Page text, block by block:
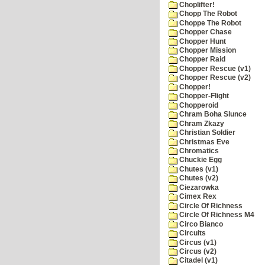
Choplifter!
Chopp The Robot
Choppe The Robot
Chopper Chase
Chopper Hunt
Chopper Mission
Chopper Raid
Chopper Rescue (v1)
Chopper Rescue (v2)
Chopper!
Chopper-Flight
Chopperoid
Chram Boha Slunce
Chram Zkazy
Christian Soldier
Christmas Eve
Chromatics
Chuckie Egg
Chutes (v1)
Chutes (v2)
Ciezarowka
Cimex Rex
Circle Of Richness
Circle Of Richness M4
Circo Bianco
Circuits
Circus (v1)
Circus (v2)
Citadel (v1)